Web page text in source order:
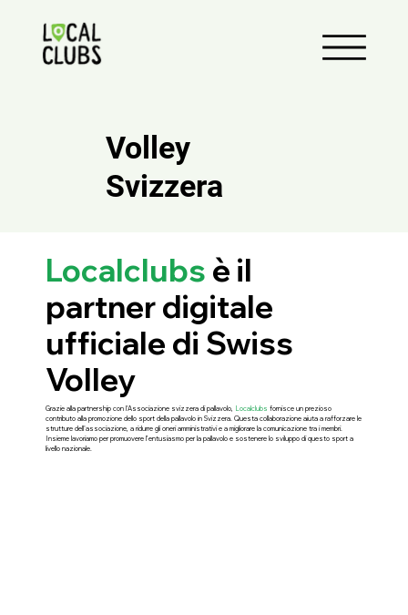
Volley
Svizzera
Localclubs è il
partner digitale
ufficiale di Swiss
Volley
Grazie alla partnership con l'Associazione svizzera di pallavolo, Localclubs fornisce un prezioso
contributo alla promozione dello sport della pallavolo in Svizzera. Questa collaborazione aiuta a rafforzare le
strutture dell'associazione, a ridurre gli oneri amministrativi e a migliorare la comunicazione tra i membri.
Insieme lavoriamo per promuovere l’entusiasmo per la pallavolo e sostenere lo sviluppo di questo sport a
livello nazionale.